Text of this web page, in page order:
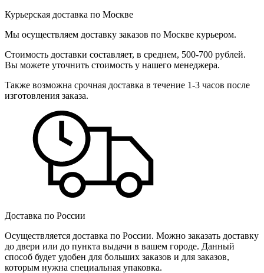
Курьерская доставка по Москве
Мы осуществляем доставку заказов по Москве курьером.
Стоимость доставки составляет, в среднем, 500-700 рублей.
Вы можете уточнить стоимость у нашего менеджера.
Также возможна срочная доставка в течение 1-3 часов после
изготовления заказа.
Доставка по России
Осуществляется доставка по России. Можно заказать доставку
до двери или до пункта выдачи в вашем городе. Данный
способ будет удобен для больших заказов и для заказов,
которым нужна специальная упаковка.